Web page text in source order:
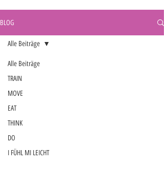
BLOG
Alle Beiträge
TRAIN
MOVE
EAT
THINK
DO
I FÜHL MI LEICHT
Alle Beiträge